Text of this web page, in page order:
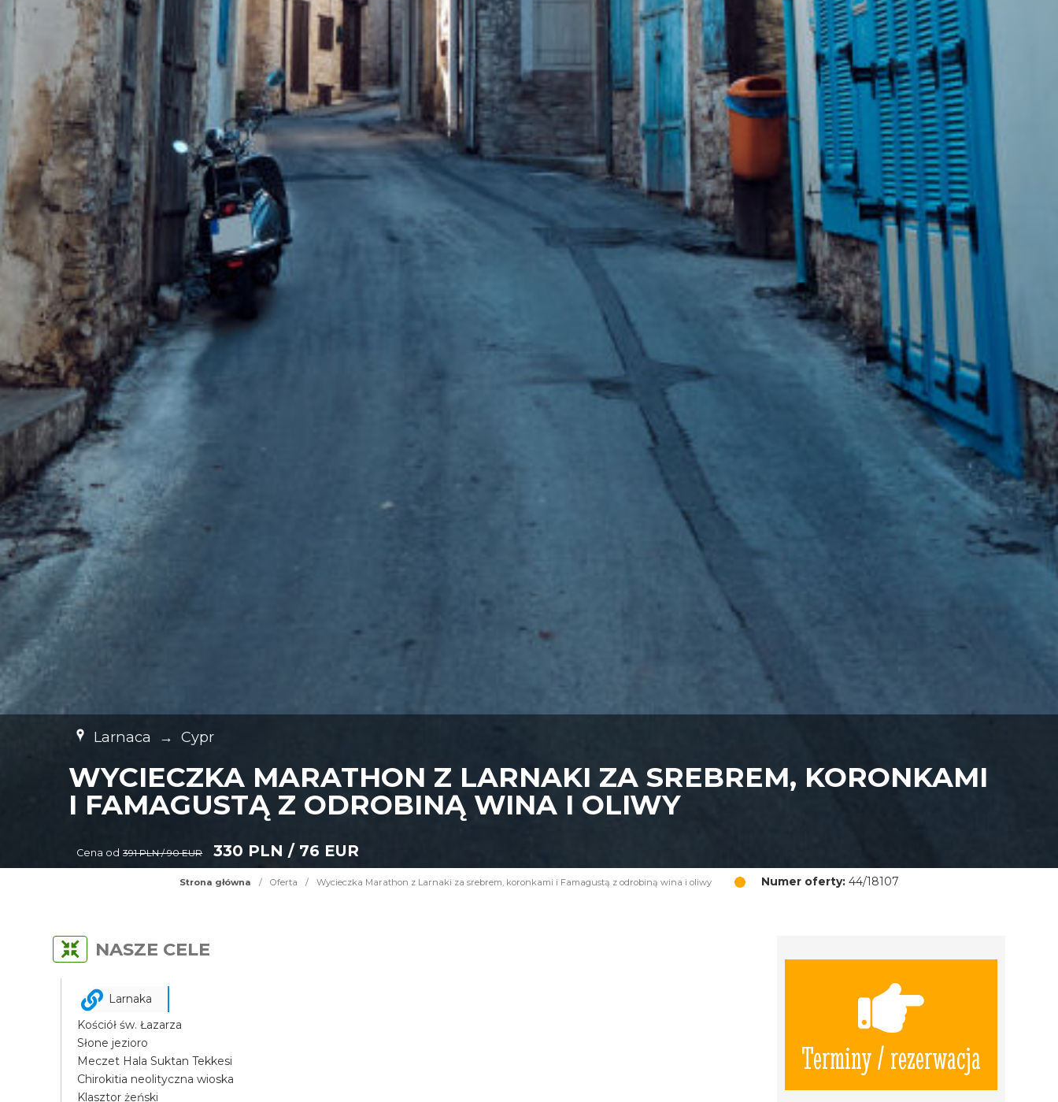
Larnaca → Cypr
WYCIECZKA MARATHON Z LARNAKI ZA SREBREM, KORONKAMI
I FAMAGUSTĄ Z ODROBINĄ WINA I OLIWY
Cena od 391 PLN / 90 EUR 330 PLN / 76 EUR
Strona główna / Oferta / Wycieczka Marathon z Larnaki za srebrem, koronkami i Famagustą z odrobiną wina i oliwy Numer oferty:44/18107
Terminy / rezerwacja
NASZE CELE
Larnaka
Kościół św. Łazarza
Słone jezioro
Meczet Hala Suktan Tekkesi
Chirokitia neolityczna wioska
Klasztor żeński